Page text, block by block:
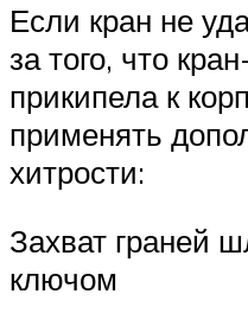
Если кран не
за того, что
прикипела к
применять
хитрости:
Захват граней
ключом